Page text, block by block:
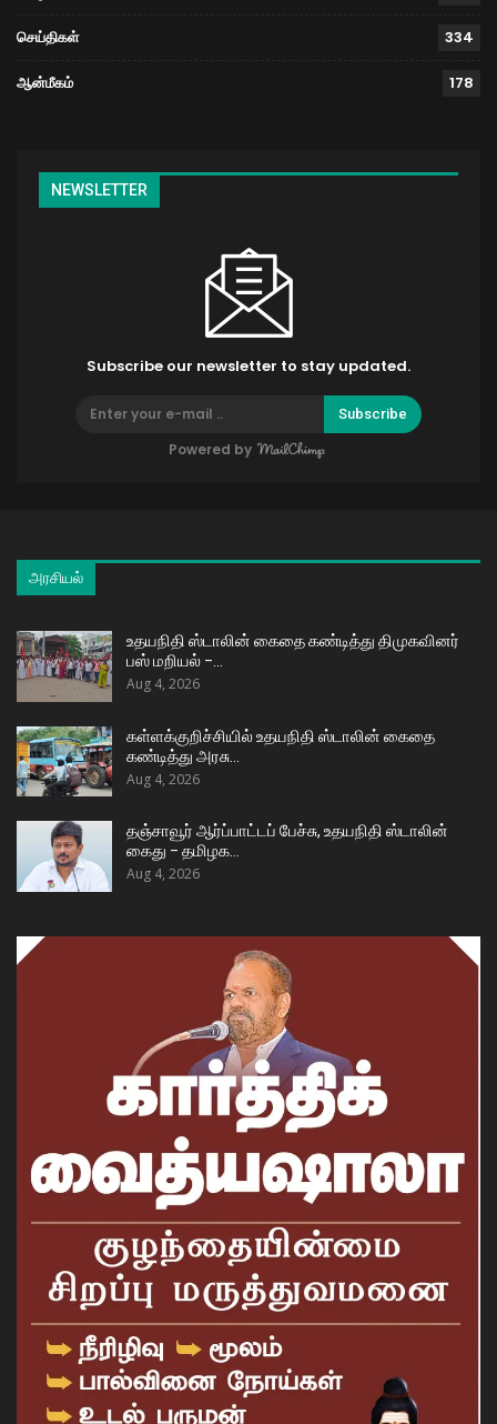
செய்திகள் 334
ஆன்மீகம் 178
NEWSLETTER
Subscribe our newsletter to stay updated.
Subscribe
Powered by
அரசியல்
உதயநிதி ஸ்டாலின் கைதை கண்டித்து திமுகவினர்
பஸ் மறியல் –…
Aug 4, 2026
கள்ளக்குறிச்சியில் உதயநிதி ஸ்டாலின் கைதை
கண்டித்து அரசு…
Aug 4, 2026
தஞ்சாவூர் ஆர்ப்பாட்டப் பேச்சு, உதயநிதி ஸ்டாலின்
கைது – தமிழக…
Aug 4, 2026